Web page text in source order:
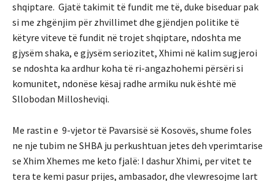
shqiptare. Gjatë takimit të fundit me të, duke biseduar pak
si me zhgënjim për zhvillimet dhe gjëndjen politike të
këtyre viteve të fundit në trojet shqiptare, ndoshta me
gjysëm shaka, e gjysëm seriozitet, Xhimi në kalim sugjeroi
se ndoshta ka ardhur koha të ri-angazhohemi përsëri si
komunitet, ndonëse kësaj radhe armiku nuk është më
Sllobodan Millosheviqi.
Me rastin e 9-vjetor të Pavarsisë së Kosovës, shume foles
ne nje tubim ne SHBA ju perkushtuan jetes deh vperimtarise
se Xhim Xhemes me keto fjalë: I dashur Xhimi, per vitet te
tera te kemi pasur prijes, ambasador, dhe vlewresojme lart